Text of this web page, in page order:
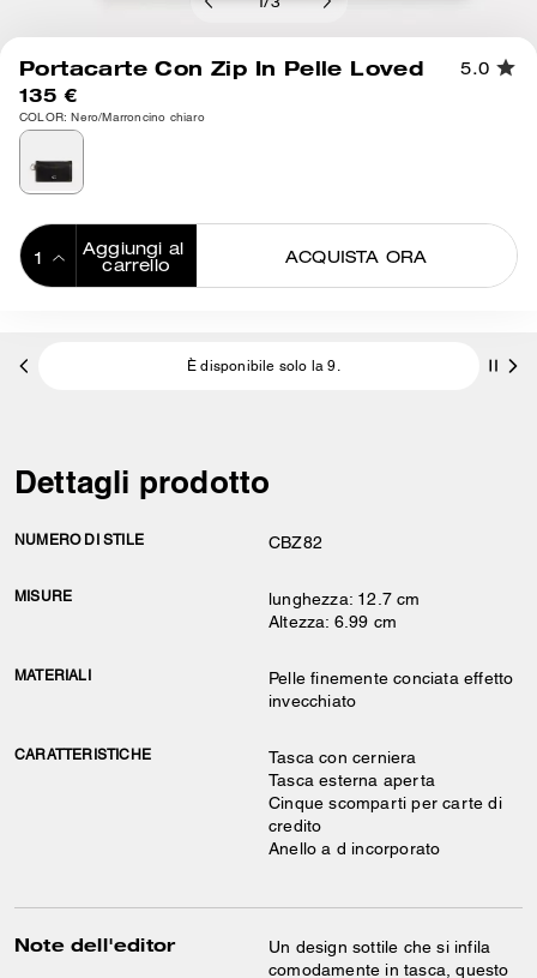
/3
Portacarte Con Zip In Pelle Loved 5.0
135 €
COLOR: Nero/Marroncino chiaro
Aggiungi al
carrello
ACQUISTA ORA
È disponibile solo la 9.
Dettagli prodotto
NUMERO DI STILE CBZ82
MISURE
lunghezza: 12.7 cm
Altezza: 6.99 cm
MATERIALI
Pelle finemente conciata effetto
invecchiato
CARATTERISTICHE
Tasca con cerniera
Tasca esterna aperta
Cinque scomparti per carte di
credito
Anello a d incorporato
Note dell'editor
Un design sottile che si infila
comodamente in tasca, questo